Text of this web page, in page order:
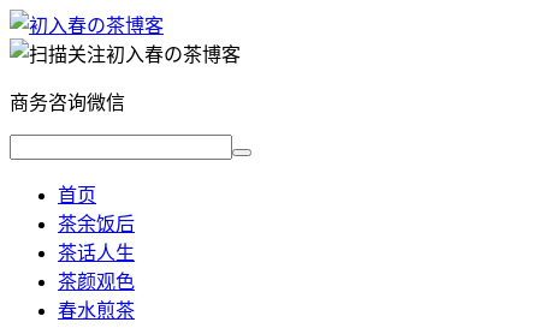
商务咨询微信
首页
茶余饭后
茶话人生
茶颜观色
春水煎茶